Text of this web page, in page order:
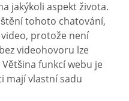
jakýkoli aspekt života.
tohoto chatování,
protože není
videohovoru lze
funkcí webu je
mají vlastní sadu